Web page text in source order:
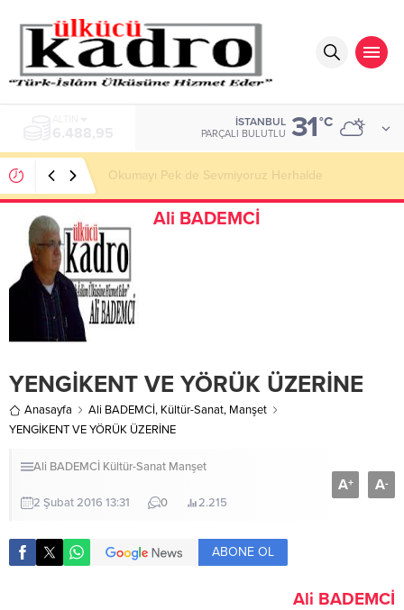
6.488,95
İSTANBUL
PARÇALI BULUTLU 31°C
Okumayı Pek de Sevmiyoruz Herhalde
Ali BADEMCİ
YENGİKENT VE YÖRÜK ÜZERİNE
Anasayfa Ali BADEMCİ, Kültür-Sanat, Manşet
YENGİKENT VE YÖRÜK ÜZERİNE
Ali BADEMCİ Kültür-Sanat Manşet
2 Şubat 2016 13:31 0 2.215
A+ A-
ABONE OL
Ali BADEMCİ